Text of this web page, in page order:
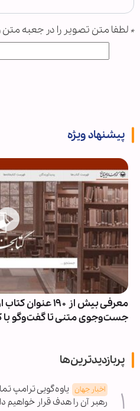
* لطفا متن تصویر را در جعبه متن
پیشنهاد ویژه
معرفی بیش از ۱۹۰
جست‌وجوی متنی تا گفت‌وگو با
پربازدیدترین‌ها
اخبار جهان یاوه‌گویی ترامپ
رهبر آن را هدف قرار خواهیم